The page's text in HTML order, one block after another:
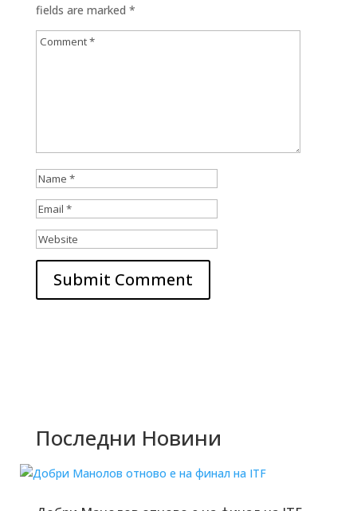
fields are marked *
Submit Comment
Последни Новини